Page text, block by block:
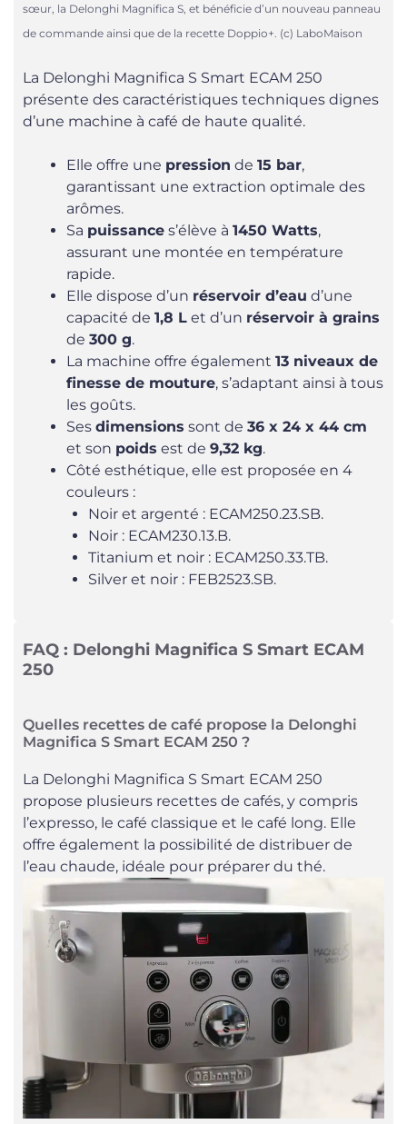
sœur, la Delonghi Magnifica S, et bénéficie d’un nouveau panneau
de commande ainsi que de la recette Doppio+. (c) LaboMaison
La Delonghi Magnifica S Smart ECAM 250
présente des caractéristiques techniques dignes
d’une machine à café de haute qualité.
Elle offre une pression de 15 bar,
garantissant une extraction optimale des
arômes.
Sa puissance s’élève à 1450 Watts,
assurant une montée en température
rapide.
Elle dispose d’un réservoir d’eau d’une
capacité de 1,8 L et d’un réservoir à grains
de 300 g.
La machine offre également 13 niveaux de
finesse de mouture, s’adaptant ainsi à tous
les goûts.
Ses dimensions sont de 36 x 24 x 44 cm
et son poids est de 9,32 kg.
Côté esthétique, elle est proposée en 4
couleurs :
Noir et argenté : ECAM250.23.SB.
Noir : ECAM230.13.B.
Titanium et noir : ECAM250.33.TB.
Silver et noir : FEB2523.SB.
FAQ : Delonghi Magnifica S Smart ECAM
250
Quelles recettes de café propose la Delonghi
Magnifica S Smart ECAM 250 ?
La Delonghi Magnifica S Smart ECAM 250
propose plusieurs recettes de cafés, y compris
l’expresso, le café classique et le café long. Elle
offre également la possibilité de distribuer de
l’eau chaude, idéale pour préparer du thé.